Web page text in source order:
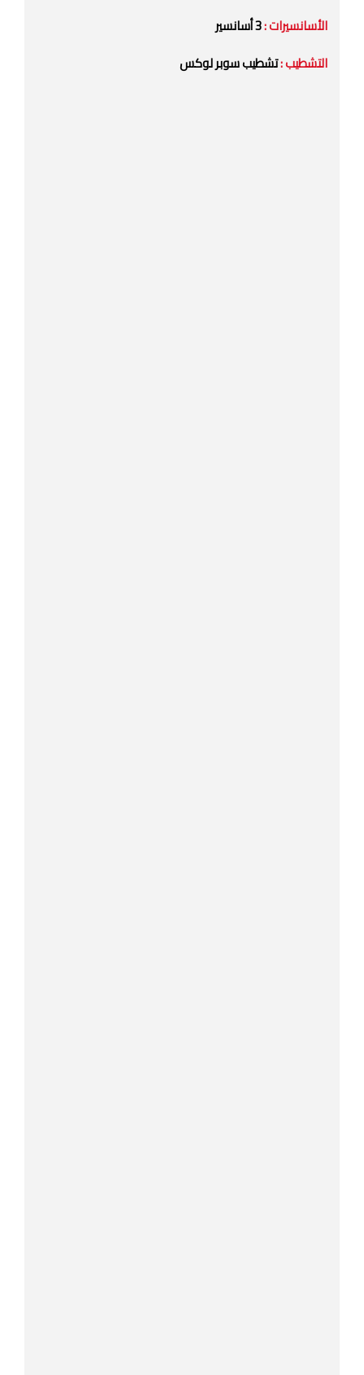
الأسانسيرات :3 أسانسير
التشطيب :تشطيب سوبر لوكس